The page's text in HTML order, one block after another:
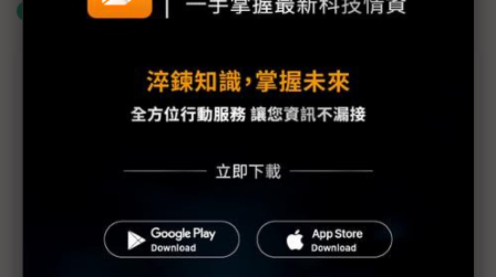
什麼是「關鍵字追蹤」
議題精選－奧運科技試驗場
三星開創「奧運自拍」先河 為折疊機造勢拉高曝光
運動賽事AI當道 如何發揮台灣ICT優勢？